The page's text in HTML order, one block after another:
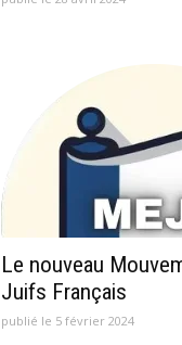
Le nouveau
Juifs Français
publié le 5 février 2024